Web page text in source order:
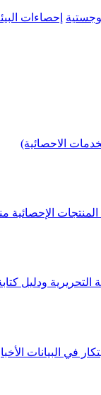
إحصاءات
الاحصائية)
الإحصائية
التحريرية ودليل
في البيانات